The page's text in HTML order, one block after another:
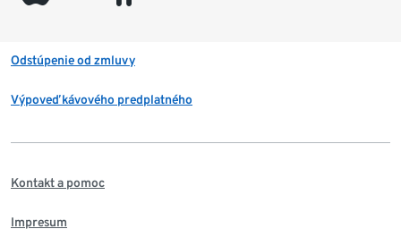
Odstúpenie od zmluvy
Výpoveď kávového predplatného
Kontakt a pomoc
Impresum